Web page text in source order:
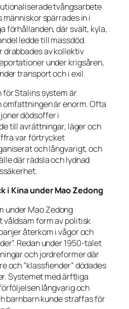
tvångsarbete
spärrades in i
förhållanden, där svält, kyla,
ledde till massdöd.
drabbades av kollektiv
under krigsåren,
transport och i exil.
för Stalins system är
är enorm. Ofta
dödsoffer i
till avrättningar, läger och
var förtrycket
och långvarigt, och
där rädsla och lydnad
i Kina under Mao Zedong
under Mao Zedong
våldsam form av politisk
återkom i vågor och
Redan under 1950-talet
och jordreformer där
och ”klassfiender” dödades
Systemet med ärftliga
långvarig och
barnbarn kunde straffas för